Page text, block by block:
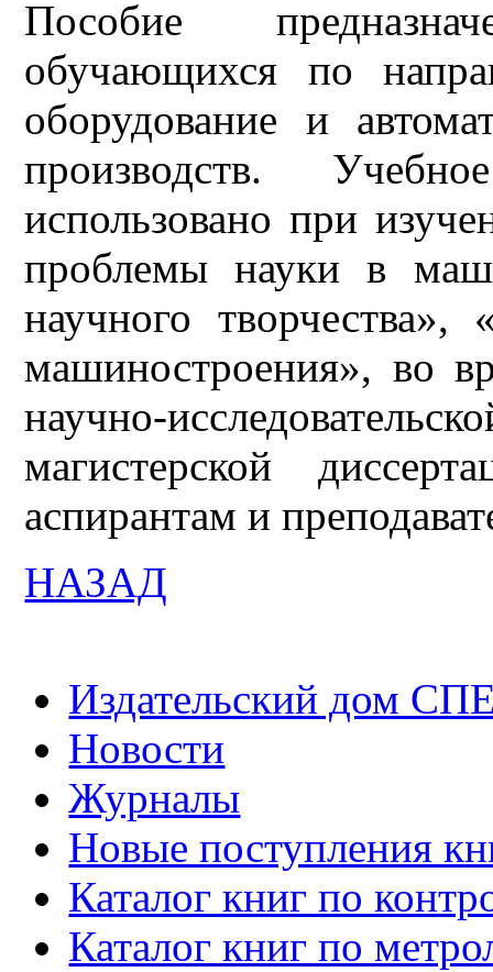
Пособие
обучающихся по
оборудование и
производств.
использовано при
проблемы науки в
научного
машиностроения», во
научно-
магистерской
аспирантам и
НАЗАД
Издательский дом
Новости
Журналы
Новые поступления
Каталог книг по
Каталог книг по